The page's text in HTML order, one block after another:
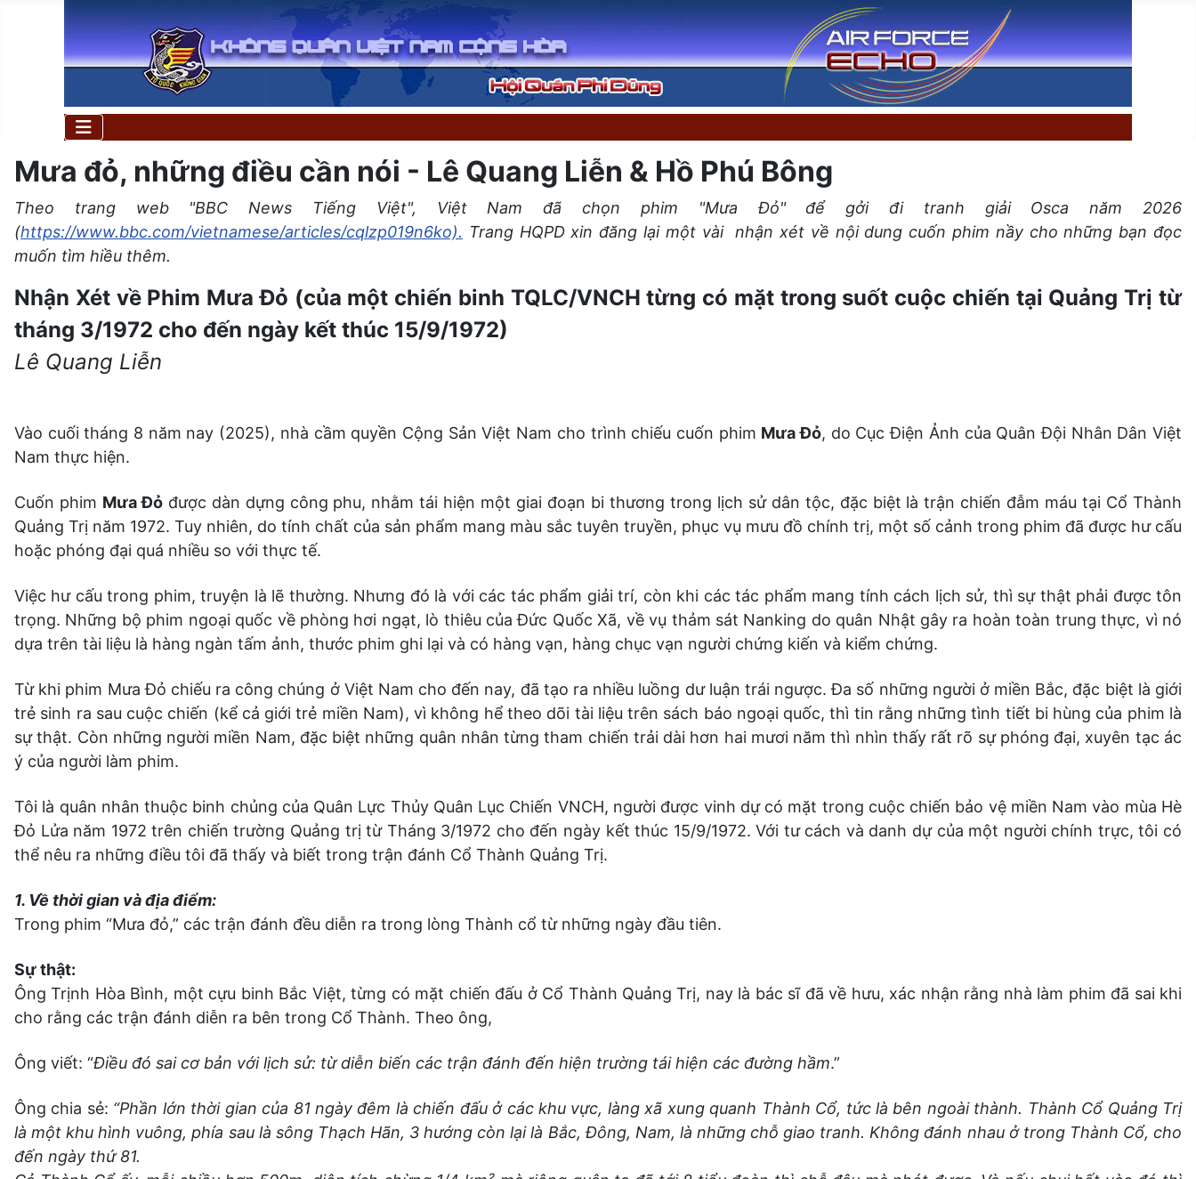
Mưa đỏ, những điều cần nói - Lê Quang Liễn & Hồ Phú Bông
Theo trang web "BBC News Tiếng Việt", Việt Nam đã chọn phim "Mưa Đỏ" để gởi đi tranh giải Osca năm 2026
(https://www.bbc.com/vietnamese/articles/cqlzp019n6ko). Trang HQPD xin đăng lại một vài nhận xét về nội dung cuốn phim nầy cho những bạn đọc
muốn tìm hiều thêm.
Nhận Xét về Phim Mưa Đỏ (của một chiến binh TQLC/VNCH từng có mặt trong suốt cuộc chiến tại Quảng Trị từ
tháng 3/1972 cho đến ngày kết thúc 15/9/1972)
Lê Quang Liễn
Vào cuối tháng 8 năm nay (2025), nhà cầm quyền Cộng Sản Việt Nam cho trình chiếu cuốn phim Mưa Đỏ, do Cục Điện Ảnh của Quân Đội Nhân Dân Việt
Nam thực hiện.
Cuốn phim Mưa Đỏđược dàn dựng công phu, nhằm tái hiện một giai đoạn bi thương trong lịch sử dân tộc, đặc biệt là trận chiến đẫm máu tại Cổ Thành
Quảng Trị năm 1972. Tuy nhiên, do tính chất của sản phẩm mang màu sắc tuyên truyền, phục vụ mưu đồ chính trị, một số cảnh trong phim đã được hư cấu
hoặc phóng đại quá nhiều so với thực tế.
Việc hư cấu trong phim, truyện là lẽ thường. Nhưng đó là với các tác phẩm giải trí, còn khi các tác phẩm mang tính cách lịch sử, thì sự thật phải được tôn
trọng. Những bộ phim ngoại quốc về phòng hơi ngạt, lò thiêu của Đức Quốc Xã, về vụ thảm sát Nanking do quân Nhật gây ra hoàn toàn trung thực, vì nó
dựa trên tài liệu là hàng ngàn tấm ảnh, thước phim ghi lại và có hàng vạn, hàng chục vạn người chứng kiến và kiểm chứng.
Từ khi phim Mưa Đỏ chiếu ra công chúng ở Việt Nam cho đến nay, đã tạo ra nhiều luồng dư luận trái ngược. Đa số những người ở miền Bắc, đặc biệt là giới
trẻ sinh ra sau cuộc chiến (kể cả giới trẻ miền Nam), vì không hể theo dõi tài liệu trên sách báo ngoại quốc, thì tin rằng những tình tiết bi hùng của phim là
sự thật. Còn những người miền Nam, đặc biệt những quân nhân từng tham chiến trải dài hơn hai mươi năm thì nhìn thấy rất rõ sự phóng đại, xuyên tạc ác
ý của người làm phim.
Tôi là quân nhân thuộc binh chủng của Quân Lực Thủy Quân Lục Chiến VNCH, người được vinh dự có mặt trong cuộc chiến bảo vệ miền Nam vào mùa Hè
Đỏ Lửa năm 1972 trên chiến trường Quảng trị từ Tháng 3/1972 cho đến ngày kết thúc 15/9/1972. Với tư cách và danh dự của một người chính trực, tôi có
thể nêu ra những điều tôi đã thấy và biết trong trận đánh Cổ Thành Quảng Trị.
1. Về thời gian và địa điểm:
Trong phim “Mưa đỏ,” các trận đánh đều diễn ra trong lòng Thành cổ từ những ngày đầu tiên.
Sự thật:
Ông Trịnh Hòa Bình, một cựu binh Bắc Việt, từng có mặt chiến đấu ở Cổ Thành Quảng Trị, nay là bác sĩ đã về hưu, xác nhận rằng nhà làm phim đã sai khi
cho rằng các trận đánh diễn ra bên trong Cổ Thành. Theo ông,
Ông viết: “Điều đó sai cơ bản với lịch sử: từ diễn biến các trận đánh đến hiện trường tái hiện các đường hầm.”
Ông chia sẻ: “Phần lớn thời gian của 81 ngày đêm là chiến đấu ở các khu vực, làng xã xung quanh Thành Cổ, tức là bên ngoài thành. Thành Cổ Quảng Trị
là một khu hình vuông, phía sau là sông Thạch Hãn, 3 hướng còn lại là Bắc, Đông, Nam, là những chỗ giao tranh. Không đánh nhau ở trong Thành Cổ, cho
đến ngày thứ 81.